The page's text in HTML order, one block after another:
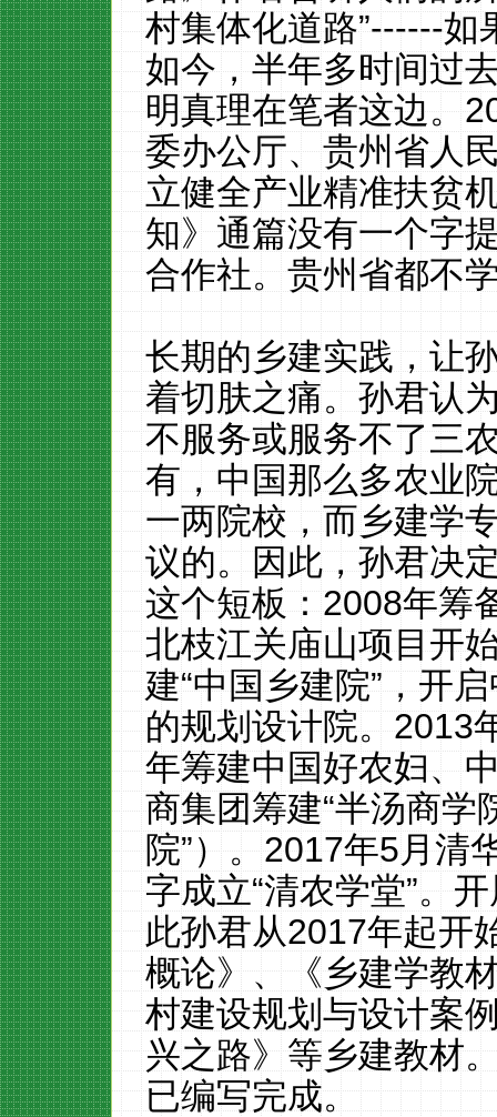
村集体化道路”------如
如今，半年多时间过
明真理在笔者这边。
委办公厅、贵州省人
立健全产业精准扶贫
知》通篇没有一个字
合作社。贵州省都不
长期的乡建实践，让
着切肤之痛。孙君认
不服务或服务不了三
有，中国那么多农业
一两院校，而乡建学
议的。因此，孙君决
这个短板：2008年筹
北枝江关庙山项目开
建“中国乡建院”，开
的规划设计院。2013
年筹建中国好农妇、
商集团筹建“半汤商学
院”）。2017年5月清
字成立“清农学堂”。
此孙君从2017年起开
概论》、《乡建学教
村建设规划与设计案
兴之路》等乡建教材
已编写完成。